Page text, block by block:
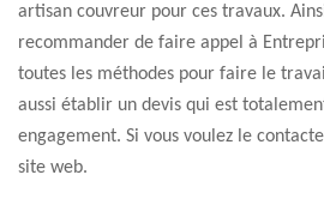
artisan couvreur pour ces travaux.
recommander de faire appel à
toutes les méthodes pour faire le
aussi établir un devis qui est
engagement. Si vous voulez le
site web.